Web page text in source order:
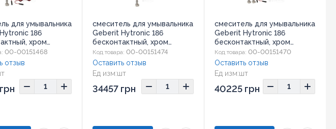
для умывальника
186
хром
00-00151468
отзыв
смеситель для умывальника
Geberit Hytronic 186
бесконтактный, хром
(116.236.21.1)
Код товара: 00-00151474
Ед изм:шт
Оставить отзыв
34457 грн
смеситель для умывальника
Geberit Hytronic 186
бесконтактный, хром
(116.146.21.1)
Код товара: 00-00151470
Ед изм:шт
Оставить отзыв
40225 грн